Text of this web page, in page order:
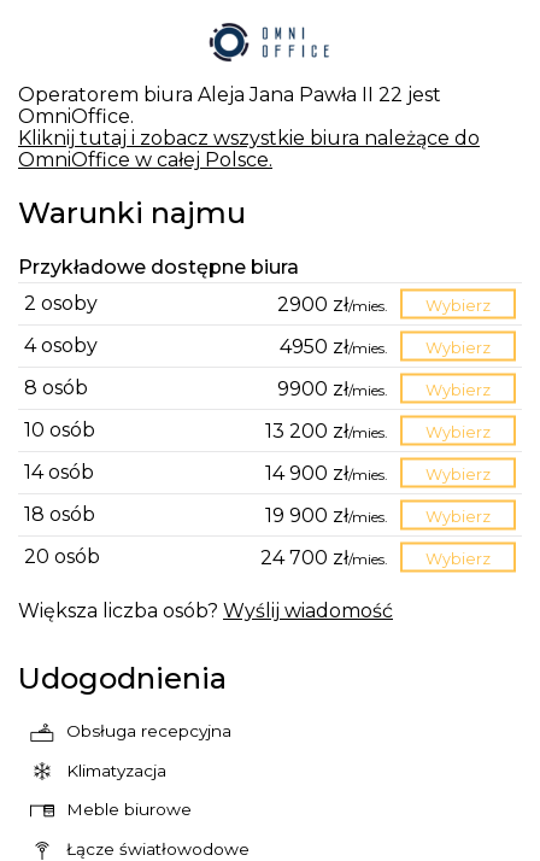
Operatorem biura Aleja Jana Pawła II 22 jest
OmniOffice.
Kliknij tutaj i zobacz wszystkie biura należące do
OmniOffice w całej Polsce.
Warunki najmu
Przykładowe dostępne biura
2 osoby
2900 zł/mies. Wybierz
4 osoby 4950 zł/mies. Wybierz
8 osób 9900 zł/mies. Wybierz
10 osób 13 200 zł/mies. Wybierz
14 osób 14 900 zł/mies. Wybierz
18 osób 19 900 zł/mies. Wybierz
20 osób 24 700 zł/mies. Wybierz
Większa liczba osób? Wyślij wiadomość
Udogodnienia
Obsługa recepcyjna
Klimatyzacja
Meble biurowe
Łącze światłowodowe